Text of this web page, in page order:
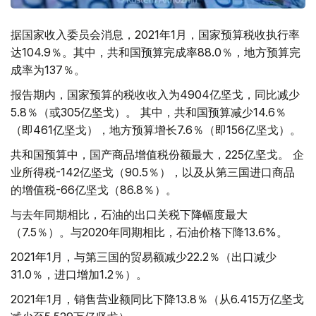
据国家收入委员会消息，2021年1月，国家预算税收执行率
达104.9％。其中，共和国预算完成率88.0％，地方预算完
成率为137％。
报告期内，国家预算的税收收入为4904亿坚戈，同比减少
5.8％（或305亿坚戈）。 其中，共和国预算减少14.6％
（即461亿坚戈），地方预算增长7.6％（即156亿坚戈）。
共和国预算中，国产商品增值税份额最大，225亿坚戈。 企
业所得税-142亿坚戈（90.5％），以及从第三国进口商品
的增值税-66亿坚戈（86.8％）。
与去年同期相比，石油的出口关税下降幅度最大
（7.5％）。与2020年同期相比，石油价格下降13.6%。
2021年1月，与第三国的贸易额减少22.2％（出口减少
31.0％，进口增加1.2％）。
2021年1月，销售营业额同比下降13.8％（从6.415万亿坚戈